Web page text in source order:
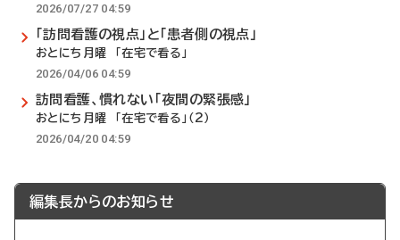
2026/07/27 04:59
「訪問看護の視点」と「患者側の視点」
おとにち月曜 「在宅で看る」
2026/04/06 04:59
訪問看護、慣れない「夜間の緊張感」
おとにち月曜 「在宅で看る」（2）
2026/04/20 04:59
編集長からのお知らせ